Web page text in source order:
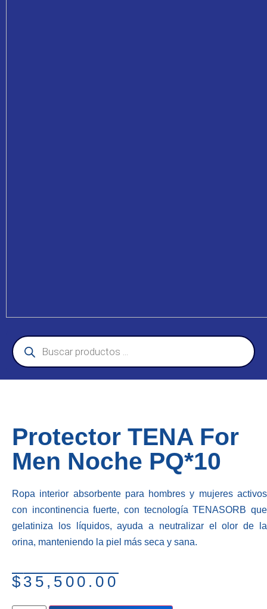
Protector TENA For
Men Noche PQ*10
Ropa interior absorbente para hombres y mujeres activos
con incontinencia fuerte, con tecnología TENASORB que
gelatiniza los líquidos, ayuda a neutralizar el olor de la
orina, manteniendo la piel más seca y sana.
$ 35,500.00